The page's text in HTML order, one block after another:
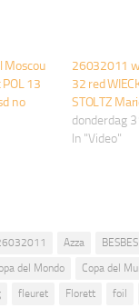
Moscou
13
no
26032011
32 red
STOLTZ
donderdag
In "Video"
Azza BESBES
del Mondo Copa del
fleuret Florett foil